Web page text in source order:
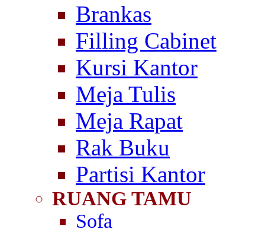
Brankas
Filling Cabinet
Kursi Kantor
Meja Tulis
Meja Rapat
Rak Buku
Partisi Kantor
RUANG TAMU
Sofa